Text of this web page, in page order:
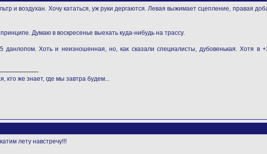
и воздухан. Хочу кататься, уж руки дергаются. Левая выжимает сцепление, правая
Думаю в воскресенье выехать куда-нибудь на трассу.
данлопом. Хоть и неизношенная, но, как сказали специалисты, дубовенькая. Хотя
кто же знает, где мы завтра будем...
лету навстречу!!!